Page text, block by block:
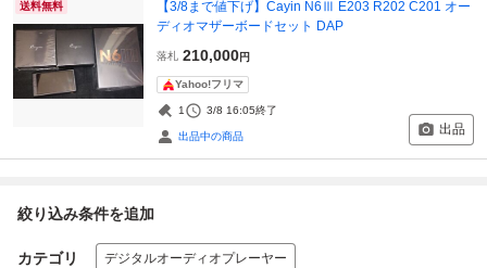
送料無料
【3/8まで値下げ】Cayin N6Ⅲ E203 R202 C201 オー
ディオマザーボードセット DAP
落札 210,000円
Yahoo!フリマ
1 3/8 16:05終了
出品中の商品 出品
絞り込み条件を追加
カテゴリ デジタルオーディオプレーヤー